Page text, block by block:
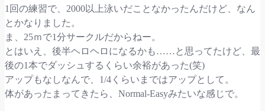
1回の練習で、2000以上泳いだことなかったんだけど、なん
とかなりました。
ま、25ｍで1分サークルだからねー。
とはいえ、後半ヘロヘロになるかも……と思ってたけど、最
後の1本でダッシュするくらい余裕があった(笑)
アップもなしなんで、1/4くらいまではアップとして。
体があったまってきたら、Normal-Easyみたいな感じで。